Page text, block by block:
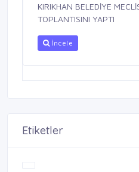
KIRIKHAN BELEDİYE
TOPLANTISINI YAPTI
İncele
Etiketler